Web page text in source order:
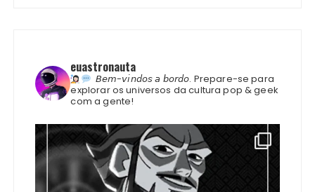
euastronauta
𝘉𝘦𝘮-𝘷𝘪𝘯𝘥𝘰𝘴 𝘢 𝘣𝘰𝘳𝘥𝘰. Prepare-se para
explorar os universos da cultura pop & geek
com a gente!